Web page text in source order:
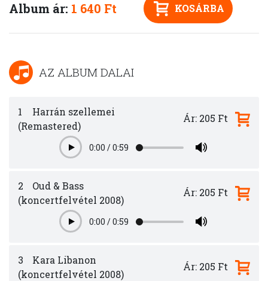
Album ár: 1 640 Ft KOSÁRBA
AZ ALBUM DALAI
1
Harr​á​n szellemei
(Remastered)
Play0:00 /0:59
Ár: 205 Ft
2
Oud & Bass
(koncertfelvétel 2008)
Play0:00 /0:59
Ár: 205 Ft
3
Kara Libanon
(koncertfelvétel 2008)
Ár: 205 Ft